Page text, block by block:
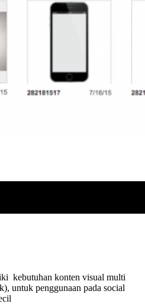
kebutuhan konten visual multi
untuk penggunaan pada social